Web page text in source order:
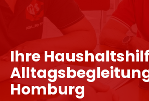
Ihre
Homburg